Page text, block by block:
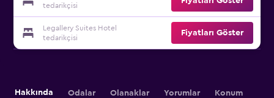
tedarikçisi
Legallery Suites Hotel
tedarikçisi
Fiyatları Göster
Hakkında Odalar Olanaklar Yorumlar Konum